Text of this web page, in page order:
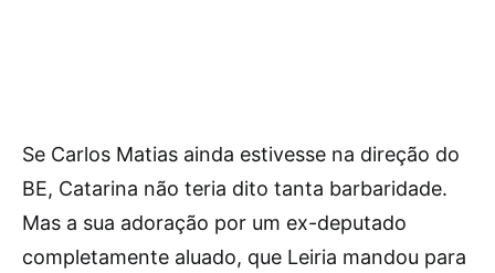
Se Carlos Matias ainda estivesse na direção do
BE, Catarina não teria dito tanta barbaridade.
Mas a sua adoração por um ex-deputado
completamente aluado, que Leiria mandou para